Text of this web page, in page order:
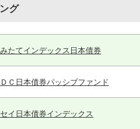
グ
たてインデックス日本債券
Ｃ日本債券パッシブファンド
イ日本債券インデックス